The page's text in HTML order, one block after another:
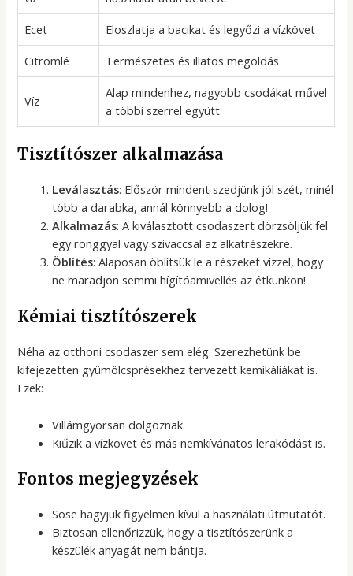
Ecet
Eloszlatja a bacikat és legyőzi a vízkövet
Citromlé
Természetes és illatos megoldás
Víz
Alap mindenhez, nagyobb csodákat művel
a többi szerrel együtt
Tisztítószer alkalmazása
Leválasztás: Először mindent szedjünk jól szét, minél
több a darabka, annál könnyebb a dolog!
Alkalmazás: A kiválasztott csodaszert dörzsöljük fel
egy ronggyal vagy szivaccsal az alkatrészekre.
Öblítés: Alaposan öblítsük le a részeket vízzel, hogy
ne maradjon semmi hígítóamivellés az étkünkön!
Kémiai tisztítószerek
Néha az otthoni csodaszer sem elég. Szerezhetünk be
kifejezetten gyümölcsprésekhez tervezett kemikáliákat is.
Ezek:
Villámgyorsan dolgoznak.
Kiűzik a vízkövet és más nemkívánatos lerakódást is.
Fontos megjegyzések
Sose hagyjuk figyelmen kívül a használati útmutatót.
Biztosan ellenőrizzük, hogy a tisztítószerünk a
készülék anyagát nem bántja.